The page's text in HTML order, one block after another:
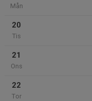
Mån
20
Tis
21
Ons
22
Tor